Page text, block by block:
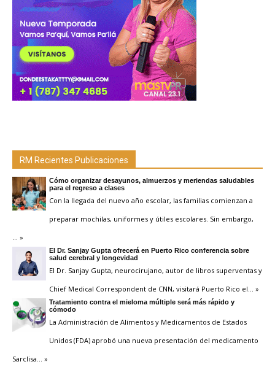
RM Recientes Publicaciones
Cómo organizar desayunos, almuerzos y meriendas saludables
para el regreso a clases
Con la llegada del nuevo año escolar, las familias comienzan a
preparar mochilas, uniformes y útiles escolares. Sin embargo,
… »
El Dr. Sanjay Gupta ofrecerá en Puerto Rico conferencia sobre
salud cerebral y longevidad
El Dr. Sanjay Gupta, neurocirujano, autor de libros superventas y
Chief Medical Correspondent de CNN, visitará Puerto Rico el … »
Tratamiento contra el mieloma múltiple será más rápido y
cómodo
La Administración de Alimentos y Medicamentos de Estados
Unidos (FDA) aprobó una nueva presentación del medicamento
Sarclisa … »